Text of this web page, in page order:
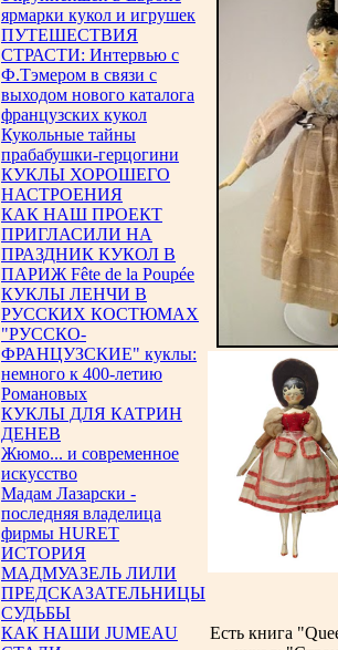
ярмарки кукол и игрушек
ПУТЕШЕСТВИЯ
СТРАСТИ: Интервью с
Ф.Тэмером в связи с
выходом нового каталога
французских кукол
Кукольные тайны
прабабушки-герцогини
КУКЛЫ ХОРОШЕГО
НАСТРОЕНИЯ
КАК НАШ ПРОЕКТ
ПРИГЛАСИЛИ НА
ПРАЗДНИК КУКОЛ В
ПАРИЖ Fête de la Poupée
КУКЛЫ ЛЕНЧИ В
РУССКИХ КОСТЮМАХ
"РУССКО-
ФРАНЦУЗСКИЕ" куклы:
немного к 400-летию
Романовых
КУКЛЫ ДЛЯ КАТРИН
ДЕНЕВ
Жюмо... и современное
искусство
Мадам Лазарски -
последняя владелица
фирмы HURET
ИСТОРИЯ
МАДМУАЗЕЛЬ ЛИЛИ
ПРЕДСКАЗАТЕЛЬНИЦЫ
СУДЬБЫ
КАК НАШИ JUMEAU
Есть книга